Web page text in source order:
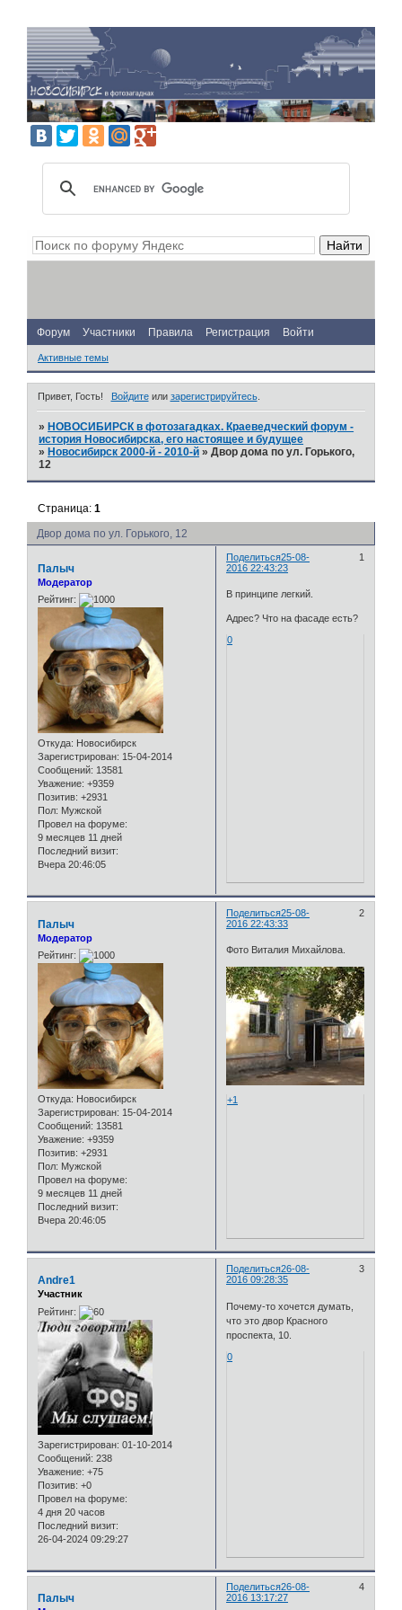
Форум Участники Правила Регистрация Войти
Активные темы
Привет, Гость! Войдитеили зарегистрируйтесь.
» НОВОСИБИРСК в фотозагадках. Краеведческий форум -
история Новосибирска, его настоящее и будущее
» Новосибирск 2000-й - 2010-й »Двор дома по ул. Горького,
12
Двор дома по ул. Горького, 12
Страница:1
Поделиться 1
25-08-
2016 22:43:23
Палыч
Модератор
Рейтинг:
Откуда: Новосибирск
Зарегистрирован: 15-04-2014
Сообщений: 13581
Уважение: +9359
Позитив: +2931
Пол: Мужской
Провел на форуме:
9 месяцев 11 дней
Последний визит:
Вчера 20:46:05
В принципе легкий.
Адрес? Что на фасаде есть?
0
Поделиться 2
25-08-
2016 22:43:33
Палыч
Модератор
Рейтинг:
Откуда: Новосибирск
Зарегистрирован: 15-04-2014
Сообщений: 13581
Уважение: +9359
Позитив: +2931
Пол: Мужской
Провел на форуме:
9 месяцев 11 дней
Последний визит:
Вчера 20:46:05
Фото Виталия Михайлова.
+1
Поделиться 3
26-08-
2016 09:28:35
Andre1
Участник
Рейтинг:
Зарегистрирован: 01-10-2014
Сообщений: 238
Уважение: +75
Позитив: +0
Провел на форуме:
4 дня 20 часов
Последний визит:
26-04-2024 09:29:27
Почему-то хочется думать,
что это двор Красного
проспекта, 10.
0
Поделиться 4
26-08-
2016 13:17:27
Палыч